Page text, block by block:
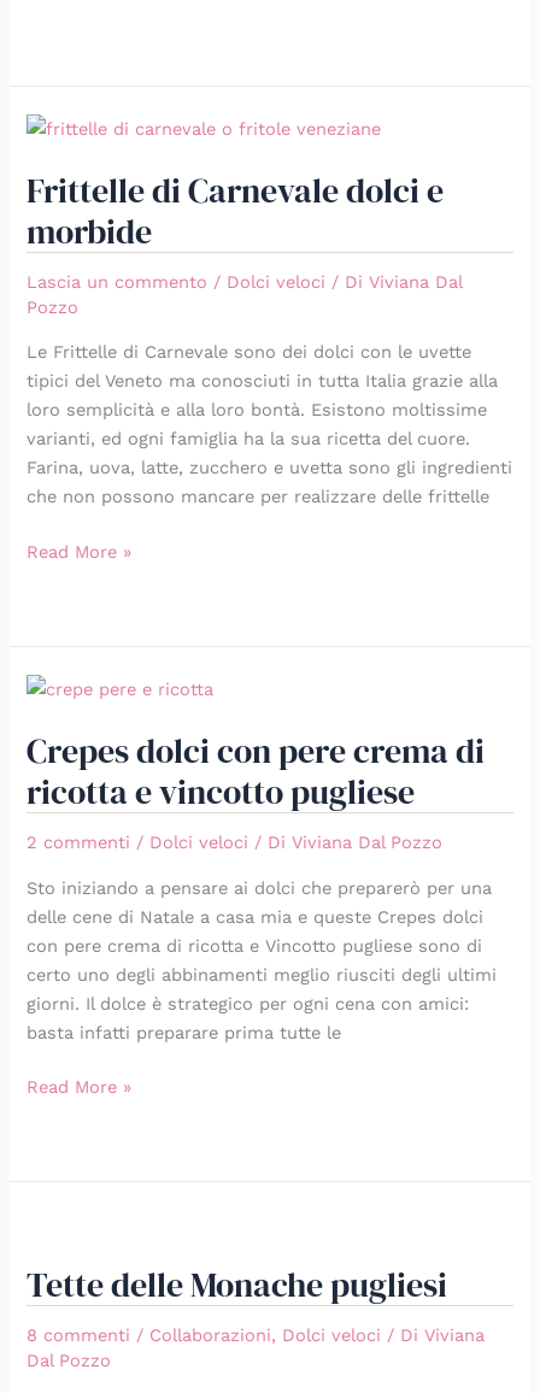
Frittelle di Carnevale dolci e
morbide
Lascia un commento / Dolci veloci / DiViviana Dal
Pozzo
Le Frittelle di Carnevale sono dei dolci con le uvette
tipici del Veneto ma conosciuti in tutta Italia grazie alla
loro semplicità e alla loro bontà. Esistono moltissime
varianti, ed ogni famiglia ha la sua ricetta del cuore.
Farina, uova, latte, zucchero e uvetta sono gli ingredienti
che non possono mancare per realizzare delle frittelle
Frittelle
Carnevale
e
morbide
Read More »
Crepes dolci con pere crema di
ricotta e vincotto pugliese
2 commenti / Dolci veloci / DiViviana Dal Pozzo
Sto iniziando a pensare ai dolci che preparerò per una
delle cene di Natale a casa mia e queste Crepes dolci
con pere crema di ricotta e Vincotto pugliese sono di
certo uno degli abbinamenti meglio riusciti degli ultimi
giorni. Il dolce è strategico per ogni cena con amici:
basta infatti preparare prima tutte le
Crepes
con
crema
di
e
vincotto
pugliese
Read More »
Tette delle Monache pugliesi
8 commenti / Collaborazioni, Dolci veloci / DiViviana
Dal Pozzo
Monache
pugliesi